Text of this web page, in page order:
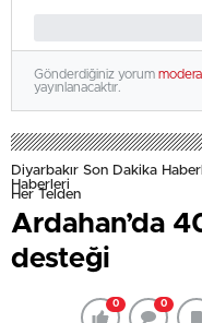
Gönderdiğiniz yorum
yayınlanacaktır.
Diyarbakır Son Dakika
Haberleri
Her Telden
Ardahan’da
desteği
0 0